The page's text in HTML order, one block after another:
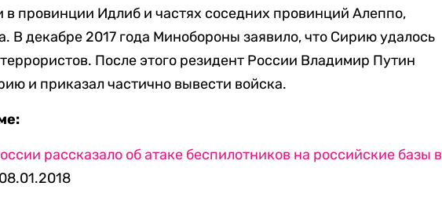
в провинции Идлиб и частях соседних провинций Алеппо,
В декабре 2017 года Минобороны заявило, что Сирию удалось
После этого резидент России Владимир Путин
и приказал частично вывести войска.
рассказало об атаке беспилотников на российские базы в